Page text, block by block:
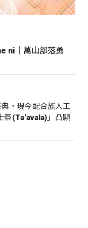
ni｜萬山部落勇
，現今配合族人工
(Ta‘avala)」凸顯